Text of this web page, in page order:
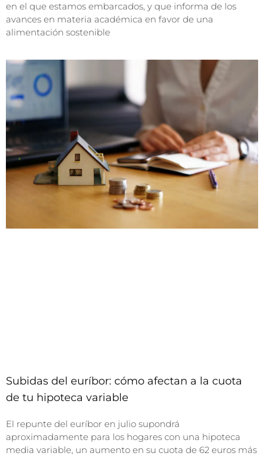
en el que estamos embarcados, y que informa de los
avances en materia académica en favor de una
alimentación sostenible
Subidas del euríbor: cómo afectan a la cuota
de tu hipoteca variable
El repunte del euríbor en julio supondrá
aproximadamente para los hogares con una hipoteca
media variable, un aumento en su cuota de 62 euros más